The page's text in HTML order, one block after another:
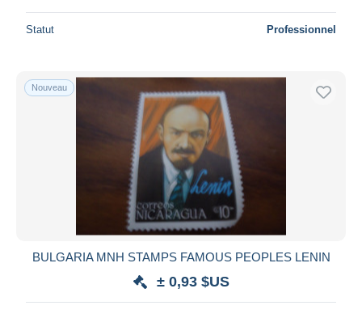
Statut Professionnel
Nouveau
BULGARIA MNH STAMPS FAMOUS PEOPLES LENIN
± 0,93 $US